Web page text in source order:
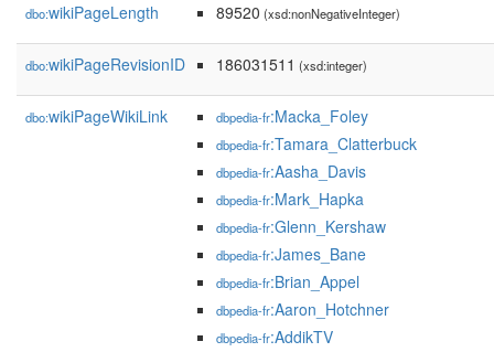
dbo:wikiPageLength 89520 (xsd:nonNegativeInteger)
dbo:wikiPageRevisionID 186031511 (xsd:integer)
dbo:wikiPageWikiLink dbpedia-fr:Macka_Foley
dbpedia-fr:Tamara_Clatterbuck
dbpedia-fr:Aasha_Davis
dbpedia-fr:Mark_Hapka
dbpedia-fr:Glenn_Kershaw
dbpedia-fr:James_Bane
dbpedia-fr:Brian_Appel
dbpedia-fr:Aaron_Hotchner
dbpedia-fr:AddikTV